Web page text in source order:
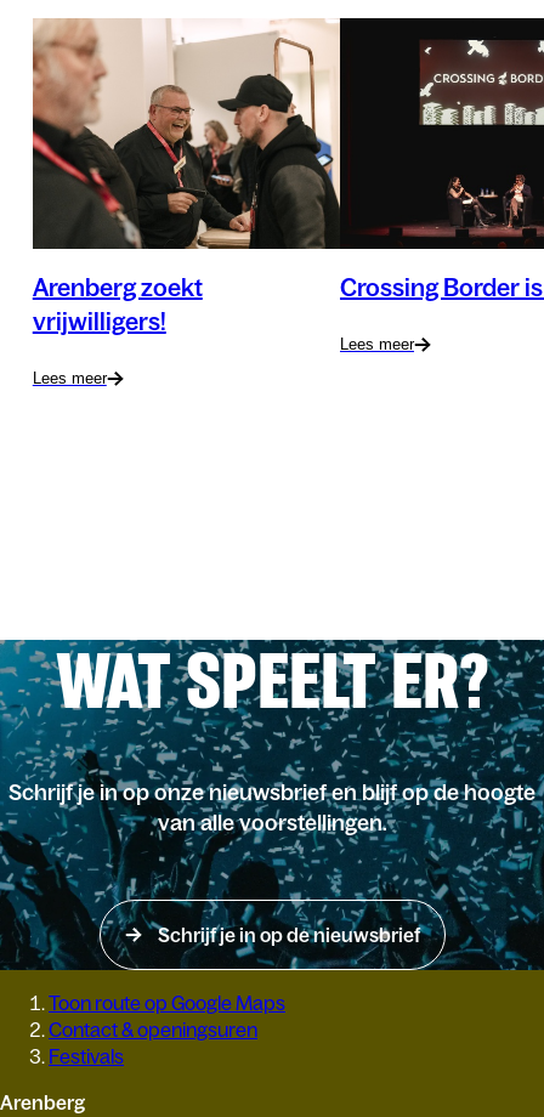
Arenberg zoekt
vrijwilligers!
Lees meer
Crossing Border
Lees meer
WAT SPEELT ER?
Schrijf je in op onze nieuwsbrief en blijf op de hoogte
van alle voorstellingen.
Schrijf je in op de nieuwsbrief
Toon route op Google Maps
Contact & openingsuren
Festivals
Arenberg